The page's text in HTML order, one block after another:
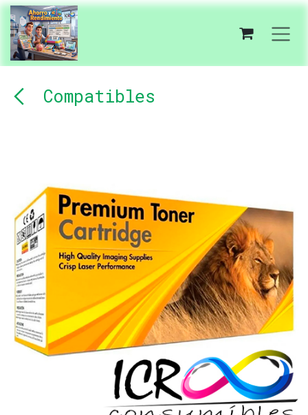
Ir al contenido
Compatibles